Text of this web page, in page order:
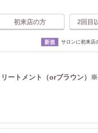
初来店の方 2回目
新規 サロンに初来店
リートメント（orブラウン）